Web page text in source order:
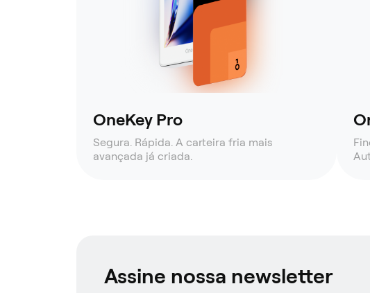
OneKey Pro
Segura. Rápida. A carteira fria mais
avançada já criada.
Assine nossa newsletter